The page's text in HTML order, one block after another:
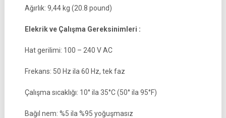
Ağırlık: 9,44 kg (20.8 pound)
Elekrik ve Çalışma Gereksinimleri :
Hat gerilimi: 100 – 240 V AC
Frekans: 50 Hz ila 60 Hz, tek faz
Çalışma sıcaklığı: 10° ila 35°C (50° ila 95°F)
Bağıl nem: %5 ila %95 yoğuşmasız